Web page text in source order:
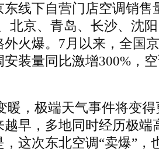
线下自营门店空调销售
北京、青岛、长沙、沈
外火爆。7月以来，全国
装量同比激增300%，
暖，极端天气事件将变
早，多地同时经历极端
，这次东北空调“卖爆”，